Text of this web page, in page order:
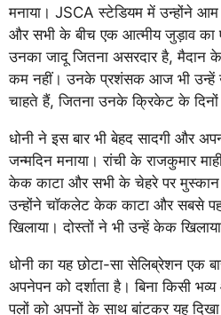
मनाया। JSCA स्टेडियम में उन्होंने
और सभी के बीच एक आत्मीय जुड़ाव का
उनका जादू जितना असरदार है, मैदान के
कम नहीं। उनके प्रशंसक आज भी उन्हें
चाहते हैं, जितना उनके क्रिकेट के
धोनी ने इस बार भी बेहद सादगी और
जन्मदिन मनाया। रांची के राजकुमार
केक काटा और सभी के चेहरे पर मुस्कान
उन्होंने चॉकलेट केक काटा और सबसे
खिलाया। दोस्तों ने भी उन्हें केक
धोनी का यह छोटा-सा सेलिब्रेशन एक
अपनेपन को दर्शाता है। बिना किसी
पलों को अपनों के साथ बांटकर यह दिखा